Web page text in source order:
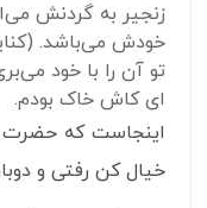
خودش می‌باشد.
تو آن را با خود
ای کاش خاک بودم.
اینجاست که
خیال کن رفتی و